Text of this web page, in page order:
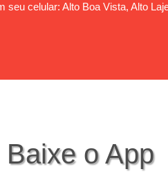
celular: Alto Boa Vista, Alto
Baixe o App